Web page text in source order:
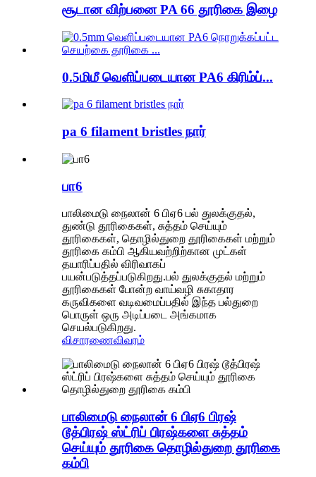
சூடான விற்பனை PA 66 தூரிகை இழை
0.5மிமீ வெளிப்படையான PA6 கிரிம்ப்...
pa 6 filament bristles நார்
பா6
பாலிமைடு நைலான் 6 பிஏ6 பல் துலக்குதல்,
துண்டு தூரிகைகள், சுத்தம் செய்யும்
தூரிகைகள், தொழில்துறை தூரிகைகள் மற்றும்
தூரிகை கம்பி ஆகியவற்றிற்கான முட்கள்
தயாரிப்பதில் விரிவாகப்
பயன்படுத்தப்படுகிறது.பல் துலக்குதல் மற்றும்
தூரிகைகள் போன்ற வாய்வழி சுகாதார
கருவிகளை வடிவமைப்பதில் இந்த பல்துறை
பொருள் ஒரு அடிப்படை அங்கமாக
செயல்படுகிறது.
விசாரணைவிவரம்
பாலிமைடு நைலான் 6 பிஏ6 பிரஷ்
டூத்பிரஷ் ஸ்ட்ரிப் பிரஷ்களை சுத்தம்
செய்யும் தூரிகை தொழில்துறை தூரிகை
கம்பி